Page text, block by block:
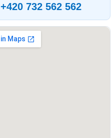
+420 732 562 562